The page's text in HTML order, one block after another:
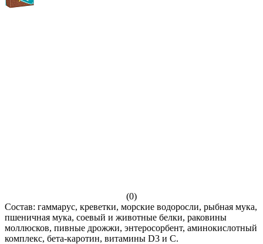
(0)
Состав: гаммарус, креветки, морские водоросли, рыбная мука,
пшеничная мука, соевый и животные белки, раковины
моллюсков, пивные дрожжи, энтеросорбент, аминокислотный
комплекс, бета-каротин, витамины D3 и С.